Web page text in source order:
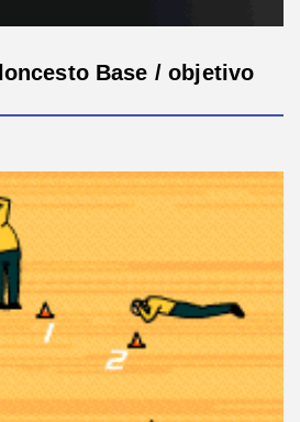
Base / objetivo